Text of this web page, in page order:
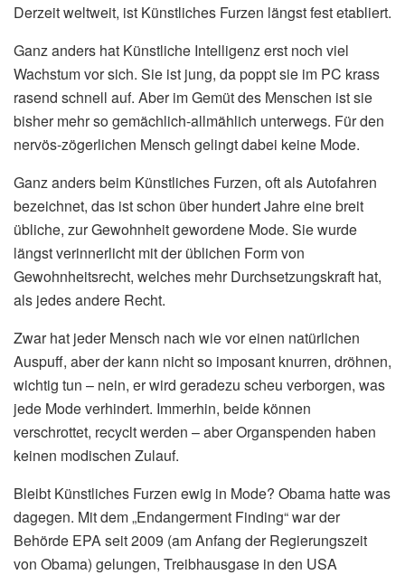
Derzeit weltweit, ist Künstliches Furzen längst fest etabliert.
Ganz anders hat Künstliche Intelligenz erst noch viel
Wachstum vor sich. Sie ist jung, da poppt sie im PC krass
rasend schnell auf. Aber im Gemüt des Menschen ist sie
bisher mehr so gemächlich-allmählich unterwegs. Für den
nervös-zögerlichen Mensch gelingt dabei keine Mode.
Ganz anders beim Künstliches Furzen, oft als Autofahren
bezeichnet, das ist schon über hundert Jahre eine breit
übliche, zur Gewohnheit gewordene Mode. Sie wurde
längst verinnerlicht mit der üblichen Form von
Gewohnheitsrecht, welches mehr Durchsetzungskraft hat,
als jedes andere Recht.
Zwar hat jeder Mensch nach wie vor einen natürlichen
Auspuff, aber der kann nicht so imposant knurren, dröhnen,
wichtig tun – nein, er wird geradezu scheu verborgen, was
jede Mode verhindert. Immerhin, beide können
verschrottet, recyclt werden – aber Organspenden haben
keinen modischen Zulauf.
Bleibt Künstliches Furzen ewig in Mode? Obama hatte was
dagegen. Mit dem „Endangerment Finding“ war der
Behörde EPA seit 2009 (am Anfang der Regierungszeit
von Obama) gelungen, Treibhausgase in den USA